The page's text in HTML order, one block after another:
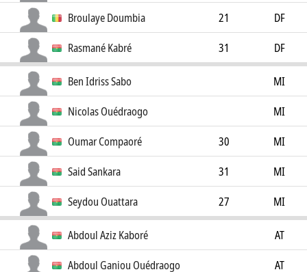
Broulaye Doumbia
21
DF
Rasmané Kabré
31 DF
Ben Idriss Sabo
MI
Nicolas Ouédraogo
MI
Oumar Compaoré
30
MI
Said Sankara
31
MI
Seydou Ouattara
27 MI
Abdoul Aziz Kaboré
AT
Abdoul Ganiou Ouédraogo
AT